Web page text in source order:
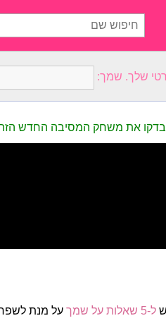
בדקו את משחק המסיבה החדש
ל-5 שאלות על שמך על מנת